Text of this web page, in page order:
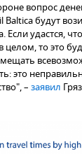
вопрос
Baltica будут
Если удастся,
целом, то это
это
– заявил